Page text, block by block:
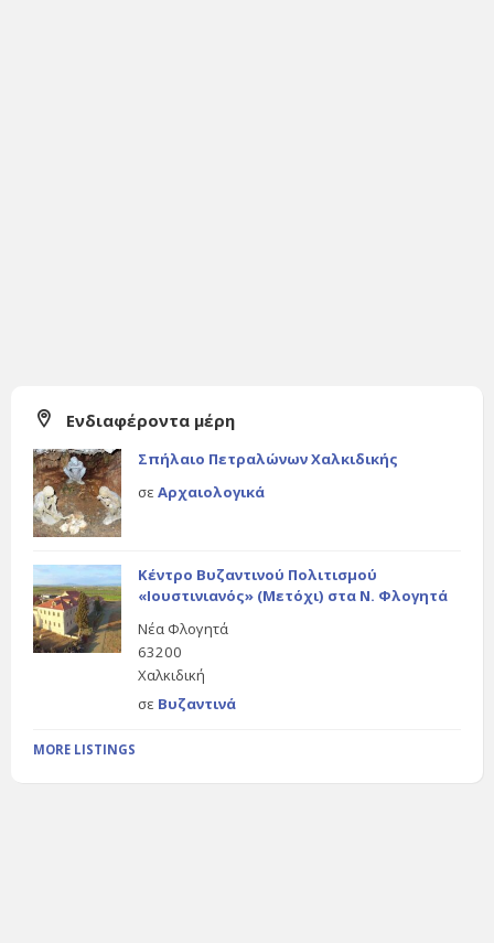
Ενδιαφέροντα μέρη
Σπήλαιο Πετραλώνων Χαλκιδικής
σε Αρχαιολογικά
Κέντρο Βυζαντινού Πολιτισμού
«Ιουστινιανός» (Μετόχι) στα Ν. Φλογητά
Νέα Φλογητά
63200
Χαλκιδική
σε Βυζαντινά
MORE LISTINGS